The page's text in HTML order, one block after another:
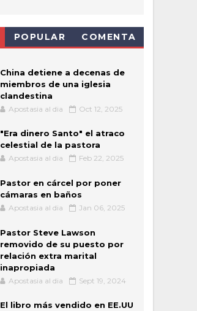
POPULAR COMENTA
China detiene a decenas de
miembros de una iglesia
clandestina
Apostasia al dia Oct 12, 2025
"Era dinero Santo" el atraco
celestial de la pastora
Apostasia al dia Feb 22, 2025
Pastor en cárcel por poner
cámaras en baños
Apostasia al dia Jan 06, 2025
Pastor Steve Lawson
removido de su puesto por
relación extra marital
inapropiada
Apostasia al dia Sept 19, 2024
El libro más vendido en EE.UU